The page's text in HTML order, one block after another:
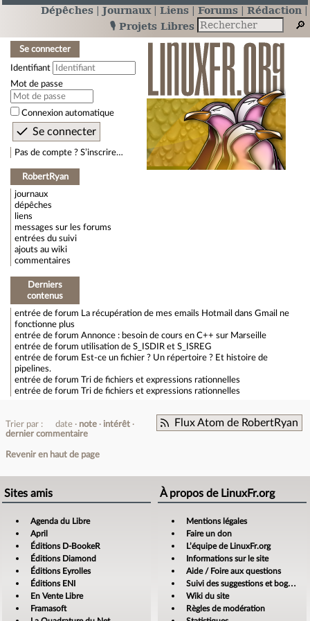
Dépêches Journaux Liens Forums
Rédaction
🎙️ Projets Libres
Se connecter
Identifiant
Mot de passe
Connexion automatique
Pas de compte ? S’inscrire…
RobertRyan
journaux
dépêches
liens
messages sur les forums
entrées du suivi
ajouts au wiki
commentaires
Derniers
contenus
entrée de forum
La récupération de mes emails Hotmail dans Gmail ne
fonctionne plus
entrée de forum Annonce : besoin de cours en C++ sur Marseille
entrée de forum utilisation de S_ISDIR et S_ISREG
entrée de forum Est-ce un fichier ? Un répertoire ? Et histoire de
pipelines.
entrée de forum Tri de fichiers et expressions rationnelles
entrée de forum Tri de fichiers et expressions rationnelles
Flux Atom de RobertRyan
Trier par : date note
intérêt
dernier commentaire
Revenir en haut de page
Sites amis
Agenda du Libre
April
Éditions D-BookeR
Éditions Diamond
Éditions Eyrolles
Éditions ENI
En Vente Libre
Framasoft
À propos de LinuxFr.org
Mentions légales
Faire un don
L’équipe de LinuxFr.org
Informations sur le site
Aide / Foire aux questions
Suivi des suggestions et bogues
Wiki du site
Règles de modération